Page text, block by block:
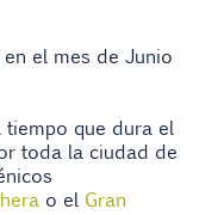
el mes de Junio
que dura el
toda la ciudad de
o el Gran